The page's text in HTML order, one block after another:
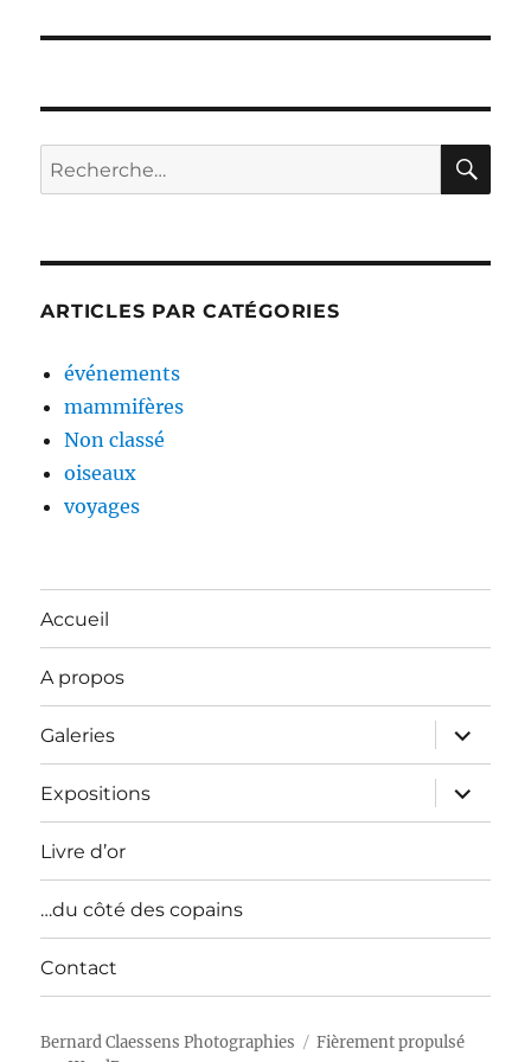
Recherche
pour :
ARTICLES PAR CATÉGORIES
événements
mammifères
Non classé
oiseaux
voyages
Accueil
A propos
Galeries
ouvrir
le
sous-
menu
Expositions
ouvrir
le
sous-
Livre d’or
…du côté des copains
Contact
Bernard Claessens Photographies
Fièrement propulsé